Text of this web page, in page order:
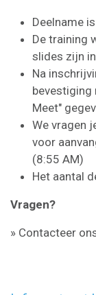
Deelname
De training
slides zijn
Na
bevestiging
Meet"
We vragen
voor
(8:55 AM)
Het aantal
Vragen?
» Contacteer